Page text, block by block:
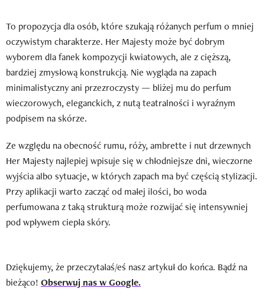
To propozycja dla osób, które szukają różanych perfum o mniej
oczywistym charakterze. Her Majesty może być dobrym
wyborem dla fanek kompozycji kwiatowych, ale z cięższą,
bardziej zmysłową konstrukcją. Nie wygląda na zapach
minimalistyczny ani przezroczysty — bliżej mu do perfum
wieczorowych, eleganckich, z nutą teatralności i wyraźnym
podpisem na skórze.
Ze względu na obecność rumu, róży, ambrette i nut drzewnych
Her Majesty najlepiej wpisuje się w chłodniejsze dni, wieczorne
wyjścia albo sytuacje, w których zapach ma być częścią stylizacji.
Przy aplikacji warto zacząć od małej ilości, bo woda
perfumowana z taką strukturą może rozwijać się intensywniej
pod wpływem ciepła skóry.
Dziękujemy, że przeczytałaś/eś nasz artykuł do końca. Bądź na
bieżąco! Obserwuj nas w Google.